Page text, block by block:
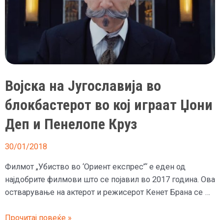
Војска на Југославија во
блокбастерот во кој играат Џони
Деп и Пенелопе Круз
30/01/2018
Филмот „Убиство во ‘Ориент експрес’“ е еден од
најдобрите филмови што се појавил во 2017 година. Ова
остварување на актерот и режисерот Кенет Брана се …
Војска
Прочитај повеќе »